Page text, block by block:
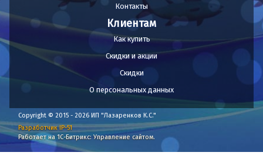
Контакты
Клиентам
Как купить
Скидки и акции
Скидки
О персональных данных
Copyright © 2015 - 2026 ИП "Лазаренков К.С."
Разработчик IP-51
Работает на 1С-Битрикс: Управление сайтом.